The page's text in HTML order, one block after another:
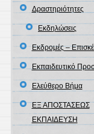
Δραστηριότητες
Εκδηλώσεις
Εκδρομές –
Εκπαιδευτικό
Ελεύθερο Βήμα
ΕΞ ΑΠΟΣΤΑΣΕΩΣ
ΕΚΠΑΙΔΕΥΣΗ